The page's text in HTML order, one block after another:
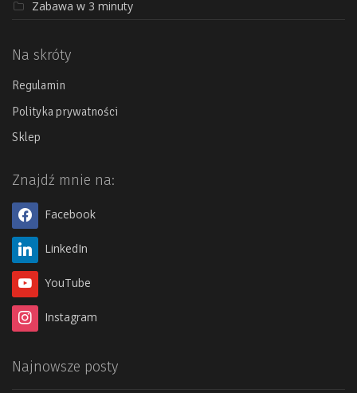
Zabawa w 3 minuty
Na skróty
Regulamin
Polityka prywatności
Sklep
Znajdź mnie na:
Facebook
LinkedIn
YouTube
Instagram
Najnowsze posty